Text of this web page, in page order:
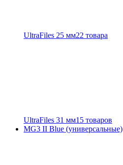
UltraFiles 25 мм22 товара
UltraFiles 31 мм15 товаров
MG3 II Blue (универсальные)